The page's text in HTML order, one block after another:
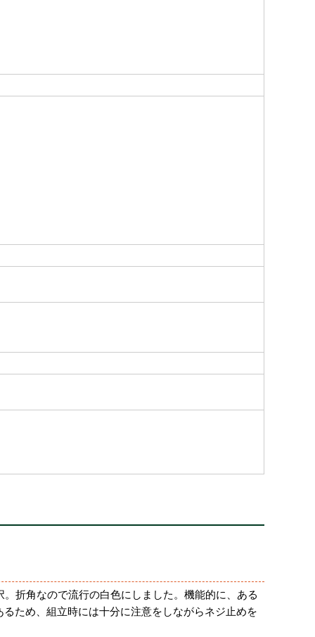
折角なので流行の白色にしました。機能的に、ある
ため、組立時には十分に注意をしながらネジ止めを